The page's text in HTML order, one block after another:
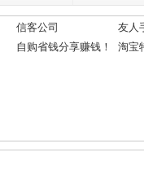
信客公司 友人
自购省钱分享赚钱！
淘宝